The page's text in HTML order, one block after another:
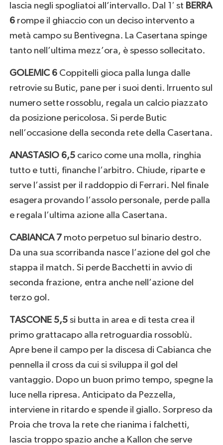
lascia negli spogliatoi all’intervallo. Dal 1′ st BERRA
6rompe il ghiaccio con un deciso intervento a
metà campo su Bentivegna. La Casertana spinge
tanto nell’ultima mezz’ora, è spesso sollecitato.
GOLEMIC 6Coppitelli gioca palla lunga dalle
retrovie su Butic, pane per i suoi denti. Irruento sul
numero sette rossoblu, regala un calcio piazzato
da posizione pericolosa. Si perde Butic
nell’occasione della seconda rete della Casertana.
ANASTASIO 6,5carico come una molla, ringhia
tutto e tutti, finanche l’arbitro. Chiude, riparte e
serve l’assist per il raddoppio di Ferrari. Nel finale
esagera provando l’assolo personale, perde palla
e regala l’ultima azione alla Casertana.
CABIANCA 7moto perpetuo sul binario destro.
Da una sua scorribanda nasce l’azione del gol che
stappa il match. Si perde Bacchetti in avvio di
seconda frazione, entra anche nell’azione del
terzo gol.
TASCONE 5,5si butta in area e di testa crea il
primo grattacapo alla retroguardia rossoblù.
Apre bene il campo per la discesa di Cabianca che
pennella il cross da cui si sviluppa il gol del
vantaggio. Dopo un buon primo tempo, spegne la
luce nella ripresa. Anticipato da Pezzella,
interviene in ritardo e spende il giallo. Sorpreso da
Proia che trova la rete che rianima i falchetti,
lascia troppo spazio anche a Kallon che serve